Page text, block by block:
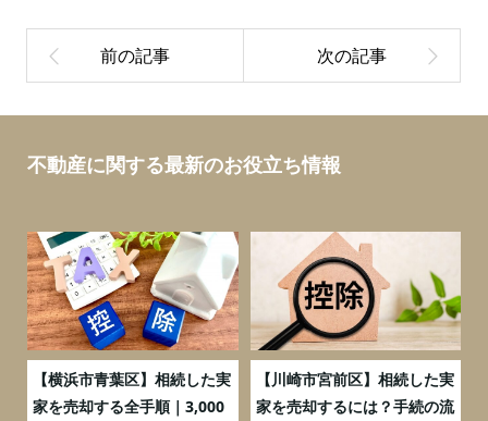
不動産に関する最新のお役立ち情報
【横浜市青葉区】相続した実
家を売却する全手順｜3,000
【川崎市宮前区】相続した実
家を売却するには？手続の流